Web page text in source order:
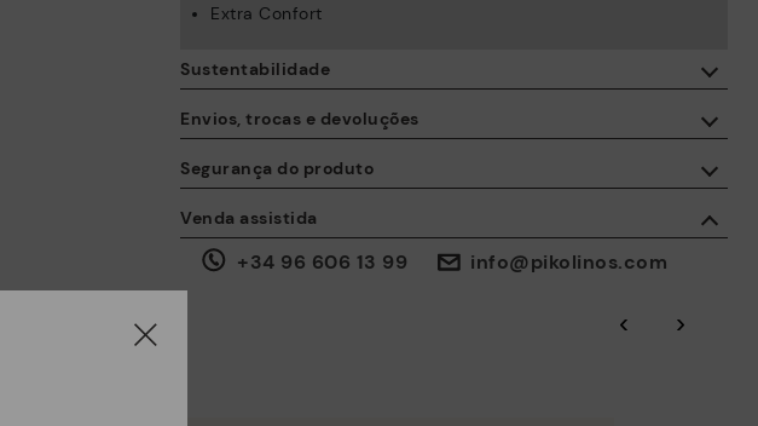
Venda assistida
+34 96 606 13 99 info@pikolinos.com
Segurança do produto
A segurança dos nossos produtos é importantes para nós. E a sua
também. Por este motivo, disponibilizamos-lhe um espaço através do
qual poderá contactar-nos, caso ocorra alguma incidência ou tenha
alguma questão sobre a segurança do produto.Faça-o aqui.
Extra Confort
Envios, trocas e devoluções
Entrega gratuita a partir de 50 € de compras.
30 dias para trocas e devoluções*.
Através da
ou em pontos de acesso .
Sustentabilidade
Com a compra deste produto está a apoiar a fabricação
responsável da pele através do Leather Working Group.
ISO 14006 Ecodesign: A nossa coleção foi desenhada
produto, com o objetivo de os reduzir ao mínimo.
ISO 14001 Environmental management systems: Protegemos o
‹ ›